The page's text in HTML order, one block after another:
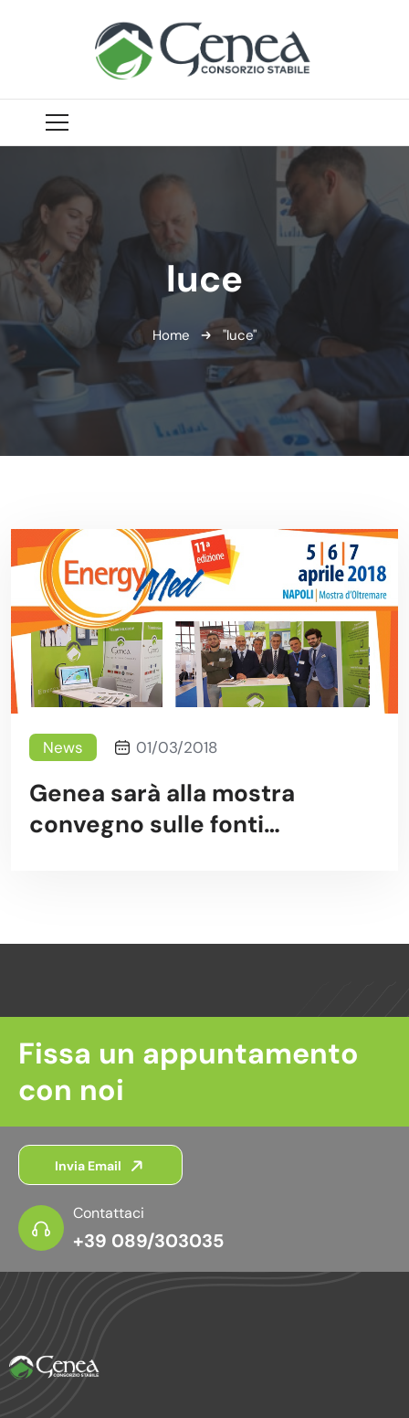
luce
Home "luce"
News 01/03/2018
Genea sarà alla mostra
convegno sulle fonti
Fissa un appuntamento
con noi
Invia Email
Contattaci
+39 089/303035